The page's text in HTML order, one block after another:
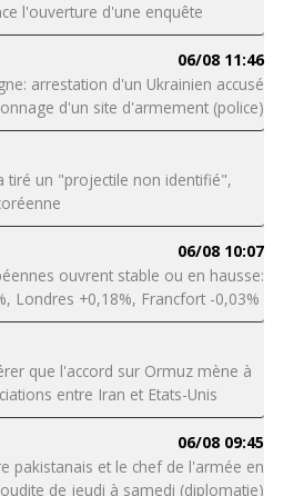
l'ouverture d'une enquête
06/08 11:46
arrestation d'un Ukrainien accusé
d'un site d'armement (police)
tiré un "projectile non identifié",
06/08 10:07
ouvrent stable ou en hausse:
Londres +0,18%, Francfort -0,03%
que l'accord sur Ormuz mène à
entre Iran et Etats-Unis
06/08 09:45
pakistanais et le chef de l'armée en
de jeudi à samedi (diplomatie)